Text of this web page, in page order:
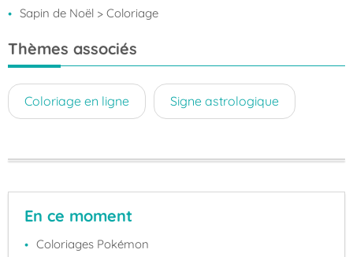
Sapin de Noël > Coloriage
Thèmes associés
Coloriage en ligne Signe astrologique
En ce moment
Coloriages Pokémon